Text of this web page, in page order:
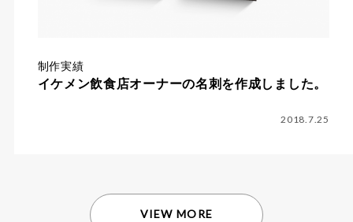
制作実績
イケメン飲食店オーナーの名刺を作成しました。
2018.7.25
VIEW MORE